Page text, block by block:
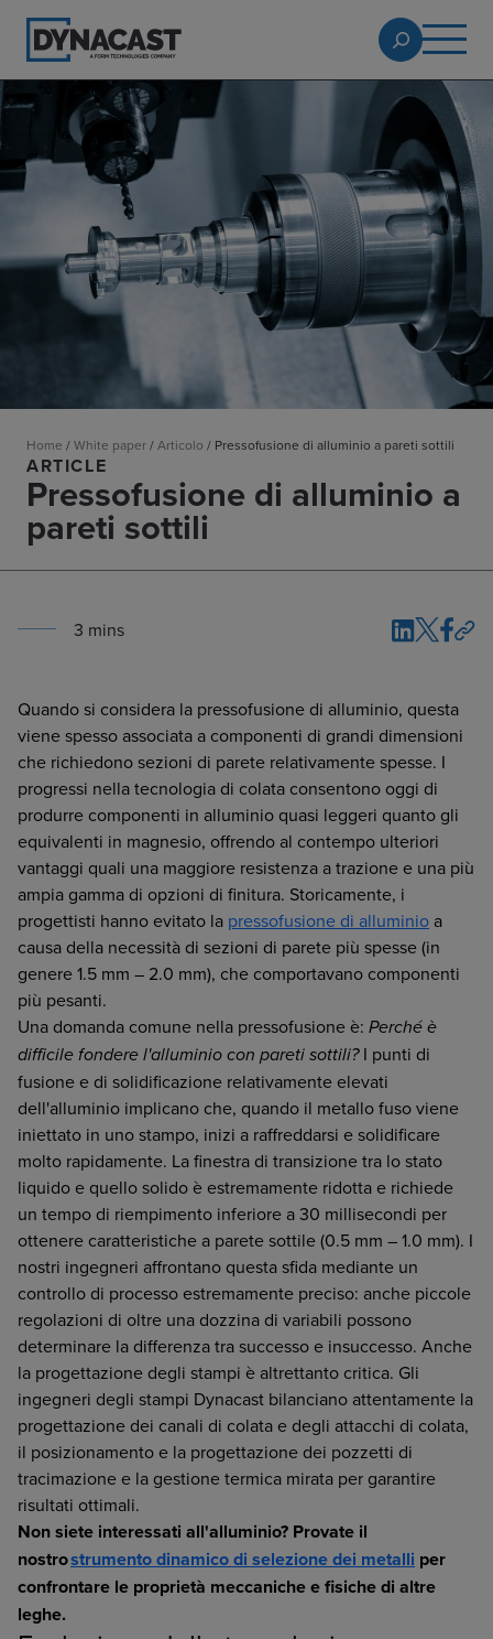
Home /White paper/Articolo / Pressofusione di alluminio a pareti sottili
ARTICLE
Pressofusione di alluminio a
pareti sottili
3 mins
Quando si considera la pressofusione di alluminio, questa
viene spesso associata a componenti di grandi dimensioni
che richiedono sezioni di parete relativamente spesse. I
progressi nella tecnologia di colata consentono oggi di
produrre componenti in alluminio quasi leggeri quanto gli
equivalenti in magnesio, offrendo al contempo ulteriori
vantaggi quali una maggiore resistenza a trazione e una più
ampia gamma di opzioni di finitura. Storicamente, i
progettisti hanno evitato la pressofusione di alluminio a
causa della necessità di sezioni di parete più spesse (in
genere 1.5 mm – 2.0 mm), che comportavano componenti
più pesanti.
Una domanda comune nella pressofusione è: Perché è
difficile fondere l'alluminio con pareti sottili?I punti di
fusione e di solidificazione relativamente elevati
dell'alluminio implicano che, quando il metallo fuso viene
iniettato in uno stampo, inizi a raffreddarsi e solidificare
molto rapidamente. La finestra di transizione tra lo stato
liquido e quello solido è estremamente ridotta e richiede
un tempo di riempimento inferiore a 30 millisecondi per
ottenere caratteristiche a parete sottile (0.5 mm – 1.0 mm). I
nostri ingegneri affrontano questa sfida mediante un
controllo di processo estremamente preciso: anche piccole
regolazioni di oltre una dozzina di variabili possono
determinare la differenza tra successo e insuccesso. Anche
la progettazione degli stampi è altrettanto critica. Gli
ingegneri degli stampi Dynacast bilanciano attentamente la
progettazione dei canali di colata e degli attacchi di colata,
il posizionamento e la progettazione dei pozzetti di
tracimazione e la gestione termica mirata per garantire
risultati ottimali.
Non siete interessati all'alluminio? Provate il
nostrostrumento dinamico di selezione dei metalli per
confrontare le proprietà meccaniche e fisiche di altre
leghe.